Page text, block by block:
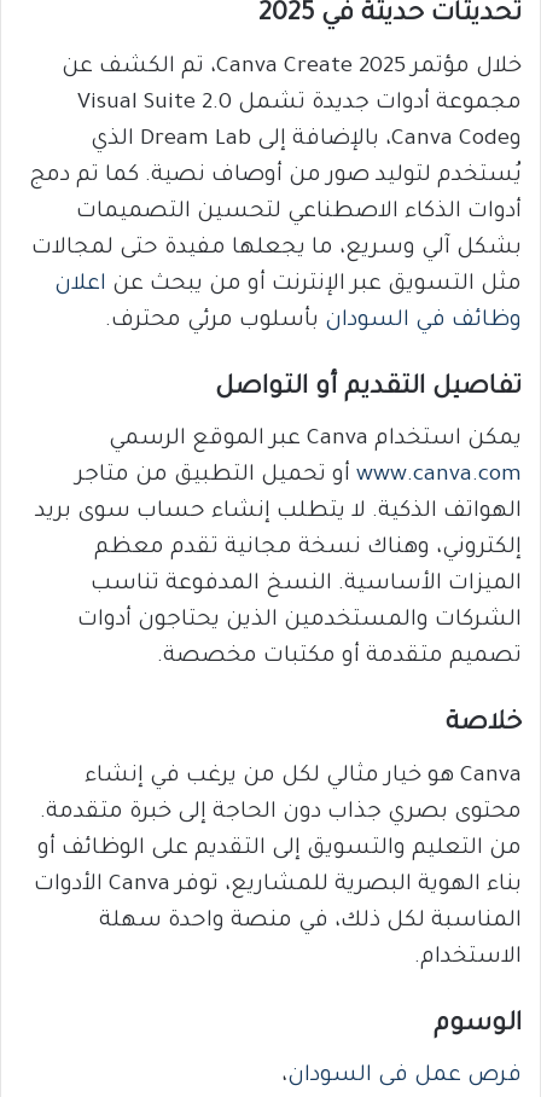
تحديثات حديثة في 2025
خلال مؤتمر Canva Create 2025، تم الكشف عن
مجموعة أدوات جديدة تشمل Visual Suite 2.0
وCanva Code، بالإضافة إلى Dream Lab الذي
يُستخدم لتوليد صور من أوصاف نصية. كما تم دمج
أدوات الذكاء الاصطناعي لتحسين التصميمات
بشكل آلي وسريع، ما يجعلها مفيدة حتى لمجالات
مثل التسويق عبر الإنترنت أو من يبحث عن اعلان
وظائف في السودان بأسلوب مرئي محترف.
تفاصيل التقديم أو التواصل
يمكن استخدام Canva عبر الموقع الرسمي
www.canva.com أو تحميل التطبيق من متاجر
الهواتف الذكية. لا يتطلب إنشاء حساب سوى بريد
إلكتروني، وهناك نسخة مجانية تقدم معظم
الميزات الأساسية. النسخ المدفوعة تناسب
الشركات والمستخدمين الذين يحتاجون أدوات
تصميم متقدمة أو مكتبات مخصصة.
خلاصة
Canva هو خيار مثالي لكل من يرغب في إنشاء
محتوى بصري جذاب دون الحاجة إلى خبرة متقدمة.
من التعليم والتسويق إلى التقديم على الوظائف أو
بناء الهوية البصرية للمشاريع، توفر Canva الأدوات
المناسبة لكل ذلك، في منصة واحدة سهلة
الاستخدام.
الوسوم
فرص عمل فى السودان،